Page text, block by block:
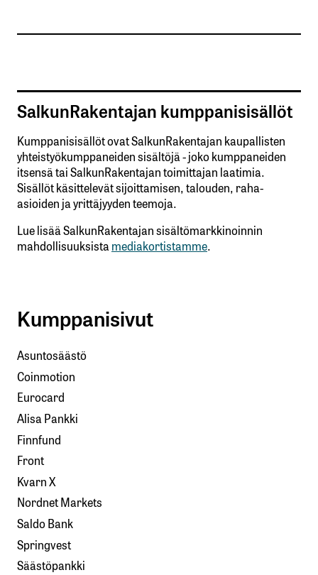
SalkunRakentajan kumppanisisällöt
Kumppanisisällöt ovat SalkunRakentajan kaupallisten
yhteistyökumppaneiden sisältöjä - joko kumppaneiden
itsensä tai SalkunRakentajan toimittajan laatimia.
Sisällöt käsittelevät sijoittamisen, talouden, raha-
asioiden ja yrittäjyyden teemoja.
Lue lisää SalkunRakentajan sisältömarkkinoinnin
mahdollisuuksistamediakortistamme.
Kumppanisivut
Asuntosäästö
Coinmotion
Eurocard
Alisa Pankki
Finnfund
Front
Kvarn X
Nordnet Markets
Saldo Bank
Springvest
Säästöpankki